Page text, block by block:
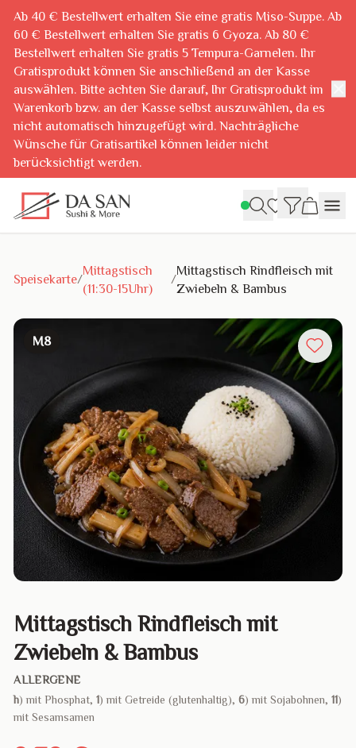
Ab 40 € Bestellwert erhalten Sie eine gratis Miso-Suppe. Ab
60 € Bestellwert erhalten Sie gratis 6 Gyoza. Ab 80 €
Bestellwert erhalten Sie gratis 5 Tempura-Garnelen. Ihr
Gratisprodukt können Sie anschließend an der Kasse
auswählen. Bitte achten Sie darauf, Ihr Gratisprodukt im
Warenkorb bzw. an der Kasse selbst auszuwählen, da es
nicht automatisch hinzugefügt wird. Nachträgliche
Wünsche für Gratisartikel können leider nicht
berücksichtigt werden.
Speisekarte/
Mittagstisch
(11:30-15Uhr)
/
Mittagstisch Rindfleisch mit
Zwiebeln & Bambus
M8
Mittagstisch Rindfleisch mit
Zwiebeln & Bambus
ALLERGENE
h) mit Phosphat,1) mit Getreide (glutenhaltig),6) mit Sojabohnen,11)
mit Sesamsamen